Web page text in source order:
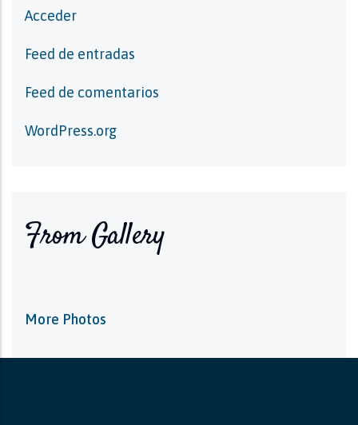
Acceder
Feed de entradas
Feed de comentarios
WordPress.org
From Gallery
More Photos